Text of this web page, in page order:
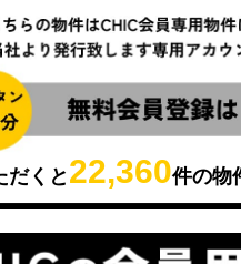
だくと 22,360件の物